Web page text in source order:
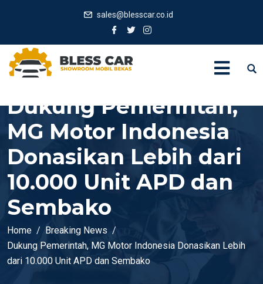
sales@blesscar.co.id
Dukung Pemerintah,
MG Motor Indonesia
Donasikan Lebih dari
10.000 Unit APD dan
Sembako
Home
Breaking News
Dukung Pemerintah, MG Motor Indonesia Donasikan Lebih
dari 10.000 Unit APD dan Sembako